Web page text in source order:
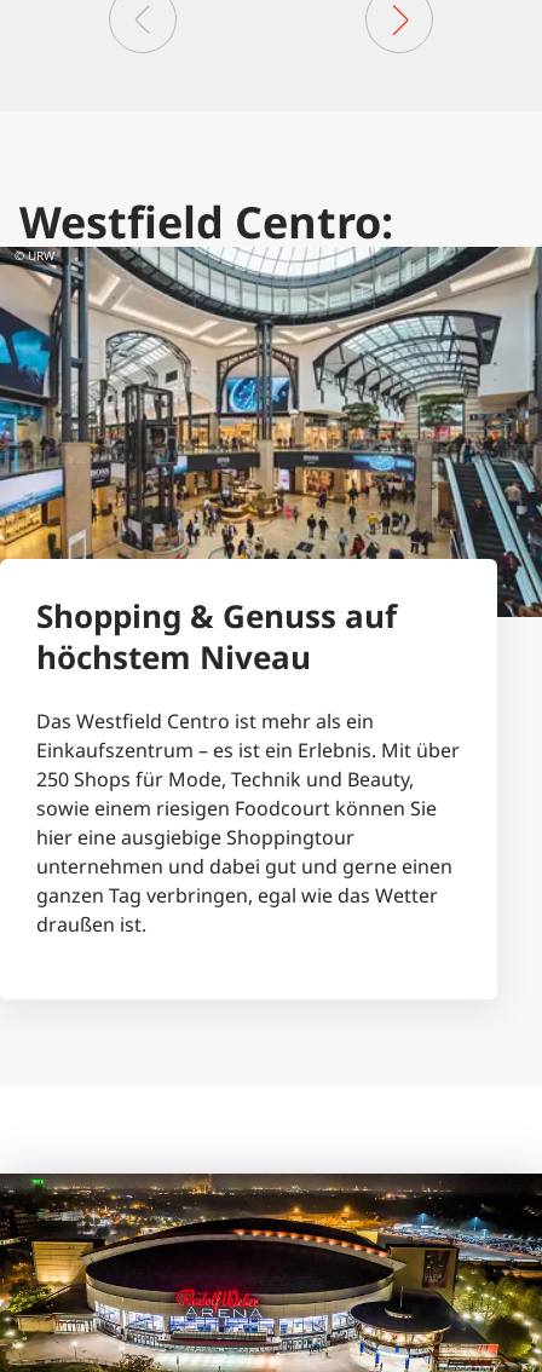
Westfield Centro:
Shopping & Genuss auf
höchstem Niveau
Das Westfield Centro ist mehr als ein
Einkaufszentrum – es ist ein Erlebnis. Mit über
250 Shops für Mode, Technik und Beauty,
sowie einem riesigen Foodcourt können Sie
hier eine ausgiebige Shoppingtour
unternehmen und dabei gut und gerne einen
ganzen Tag verbringen, egal wie das Wetter
draußen ist.
© URW